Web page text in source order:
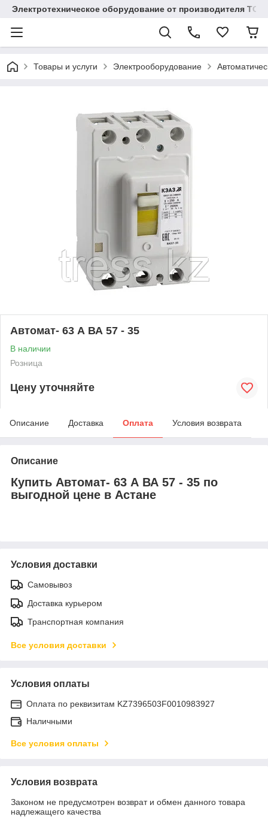
Электротехническое оборудование от производителя TOO
Товары и услуги Электрооборудование
Автомат- 63 А ВА 57 - 35
В наличии
Розница
Цену уточняйте
Описание Доставка Оплата Условия возврата
Описание
Купить Автомат- 63 А ВА 57 - 35 по
выгодной цене в Астане
Условия доставки
Самовывоз
Доставка курьером
Транспортная компания
Все условия доставки
Условия оплаты
Оплата по реквизитам KZ7396503F0010983927
Наличными
Все условия оплаты
Условия возврата
Законом не предусмотрен возврат и обмен данного товара
надлежащего качества